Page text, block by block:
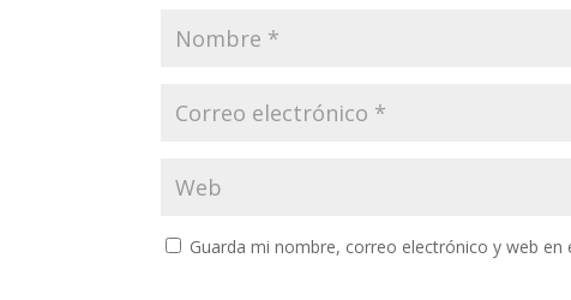
Guarda mi nombre, correo electrónico y web